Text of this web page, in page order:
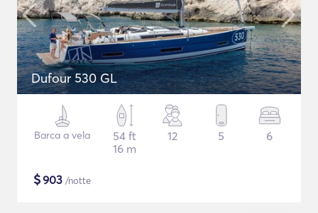
Dufour 530 GL
Barca a vela
54 ft
16 m
12 5 6
$903 /notte